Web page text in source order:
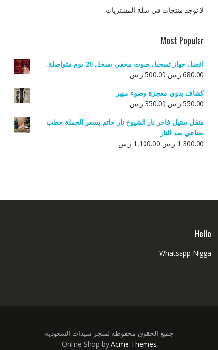
لا توجد منتجات في سلة المشتريات.
Most Popular
افضل جهاز تسجيل صوت مخفي يسجل 20 يوم متواصلة.
680.00 ر.س السعر
هو:
680.00 ر.س.
500.00 ر.سالسعر
هو:
500.00 ر.س.
كشاف يدوي معجزة وضوء مبهر
550.00 ر.س السعر
هو:
550.00 ر.س.
350.00 ر.سالسعر
هو:
منقل ستيل فاخر نار الشيوخ نار حاتم بسعر الجملة حطب
صناعي ضد النار
1,300.00 ر.س السعر
1,100.00 ر.سالسعر
Hello
Whatsapp Nigga
جميع الحقوق محفوظة لمتجر سيدات السعودية
Online Shop by Acme Themes